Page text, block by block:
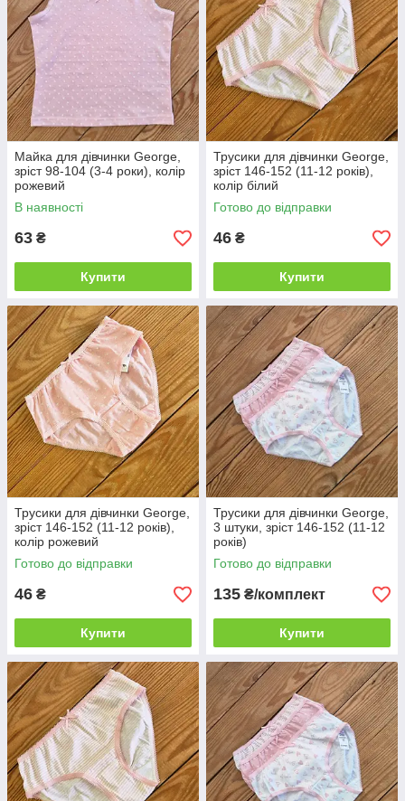
Майка для дівчинки George,
зріст 98-104 (3-4 роки), колір
рожевий
В наявності
63 ₴
Купити
Трусики для дівчинки George,
зріст 146-152 (11-12 років),
колір білий
Готово до відправки
46 ₴
Купити
Трусики для дівчинки George,
зріст 146-152 (11-12 років),
колір рожевий
Готово до відправки
46 ₴
Купити
Трусики для дівчинки George,
3 штуки, зріст 146-152 (11-12
років)
Готово до відправки
135 ₴/комплект
Купити